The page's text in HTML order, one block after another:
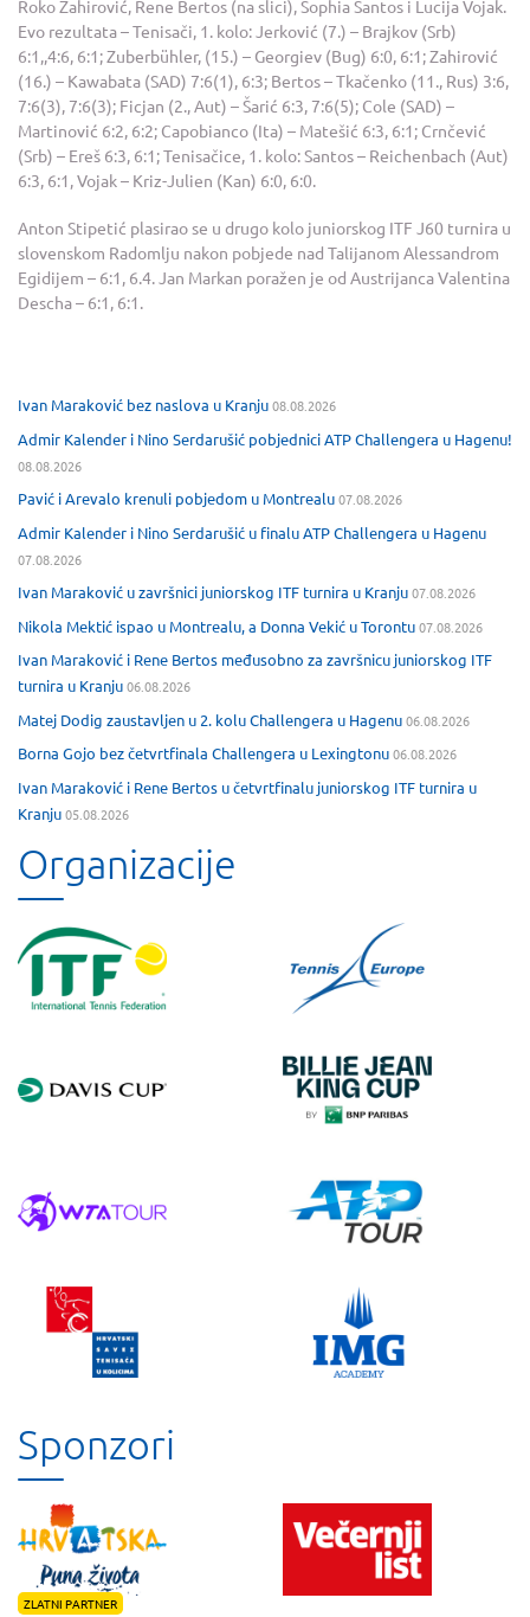
Roko Zahirović, Rene Bertos (na slici), Sophia Santos i Lucija Vojak.
Evo rezultata – Tenisači, 1. kolo: Jerković (7.) – Brajkov (Srb)
6:1,,4:6, 6:1; Zuberbühler, (15.) – Georgiev (Bug) 6:0, 6:1; Zahirović
(16.) – Kawabata (SAD) 7:6(1), 6:3; Bertos – Tkačenko (11., Rus) 3:6,
7:6(3), 7:6(3); Ficjan (2., Aut) – Šarić 6:3, 7:6(5); Cole (SAD) –
Martinović 6:2, 6:2; Capobianco (Ita) – Matešić 6:3, 6:1; Crnčević
(Srb) – Ereš 6:3, 6:1; Tenisačice, 1. kolo: Santos – Reichenbach (Aut)
6:3, 6:1, Vojak – Kriz-Julien (Kan) 6:0, 6:0.
Anton Stipetić plasirao se u drugo kolo juniorskog ITF J60 turnira u
slovenskom Radomlju nakon pobjede nad Talijanom Alessandrom
Egidijem – 6:1, 6.4. Jan Markan poražen je od Austrijanca Valentina
Descha – 6:1, 6:1.
Ivan Maraković bez naslova u Kranju08.08.2026
Admir Kalender i Nino Serdarušić pobjednici ATP Challengera u Hagenu!
08.08.2026
Pavić i Arevalo krenuli pobjedom u Montrealu07.08.2026
Admir Kalender i Nino Serdarušić u finalu ATP Challengera u Hagenu
07.08.2026
Ivan Maraković u završnici juniorskog ITF turnira u Kranju07.08.2026
Nikola Mektić ispao u Montrealu, a Donna Vekić u Torontu07.08.2026
Ivan Maraković i Rene Bertos međusobno za završnicu juniorskog ITF
turnira u Kranju06.08.2026
Matej Dodig zaustavljen u 2. kolu Challengera u Hagenu06.08.2026
Borna Gojo bez četvrtfinala Challengera u Lexingtonu06.08.2026
Ivan Maraković i Rene Bertos u četvrtfinalu juniorskog ITF turnira u
Kranju05.08.2026
Organizacije
Sponzori
ZLATNI PARTNER